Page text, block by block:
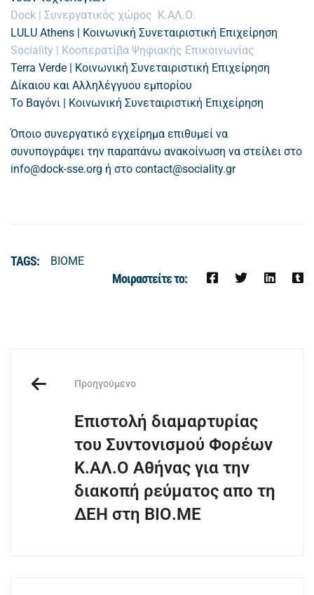
Dock | Συνεργατικός χώρος Κ.ΑΛ.Ο.
LULU Athens | Κοινωνική Συνεταιριστική Επιχείρηση
Sociality | Κοοπερατίβα Ψηφιακής Επικοινωνίας
Terra Verde | Κοινωνική Συνεταιριστική Επιχείρηση
Δίκαιου και Αλληλέγγυου εμπορίου
Το Βαγόνι | Κοινωνική Συνεταιριστική Επιχείρηση
Όποιο συνεργατικό εγχείρημα επιθυμεί να
συνυπογράψει την παραπάνω ανακοίνωση να στείλει στο
info@dock-sse.org ή στο contact@sociality.gr
TAGS: ΒΙΟΜΕ
Μοιραστείτε το:
Προηγούμενο
Eπιστολή διαμαρτυρίας
του Συντονισμού Φορέων
Κ.ΑΛ.Ο Αθήνας για την
διακοπή ρεύματος απο τη
ΔΕΗ στη ΒΙΟ.ΜΕ